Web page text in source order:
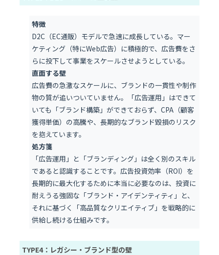
特徴
D2C（EC通販）モデルで急速に成長している。マー
ケティング（特にWeb広告）に積極的で、広告費をさ
らに投下して事業をスケールさせようとしている。
直面する壁
広告費の急激なスケールに、ブランドの一貫性や制作
物の質が追いついていません。「広告運用」はできて
いても「ブランド構築」ができておらず、CPA（顧客
獲得単価）の高騰や、長期的なブランド毀損のリスク
を抱えています。
処方箋
「広告運用」と「ブランディング」は全く別のスキル
であると認識することです。広告投資効率（ROI）を
長期的に最大化するために本当に必要なのは、投資に
耐えうる強固な「ブランド・アイデンティティ」と、
それに基づく「高品質なクリエイティブ」を戦略的に
供給し続ける仕組みです。
TYPE4：レガシー・ブランド型の壁